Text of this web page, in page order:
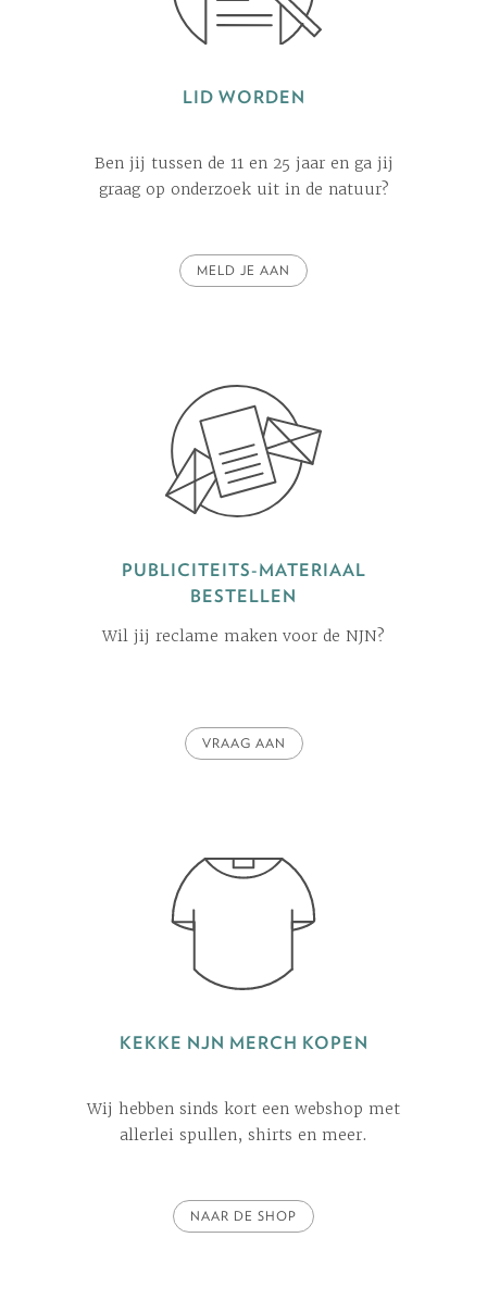
LID WORDEN
Ben jij tussen de 11 en 25 jaar en ga jij
graag op onderzoek uit in de natuur?
MELD JE AAN
PUBLICITEITS-MATERIAAL
BESTELLEN
Wil jij reclame maken voor de NJN?
VRAAG AAN
KEKKE NJN MERCH KOPEN
Wij hebben sinds kort een webshop met
allerlei spullen, shirts en meer.
NAAR DE SHOP